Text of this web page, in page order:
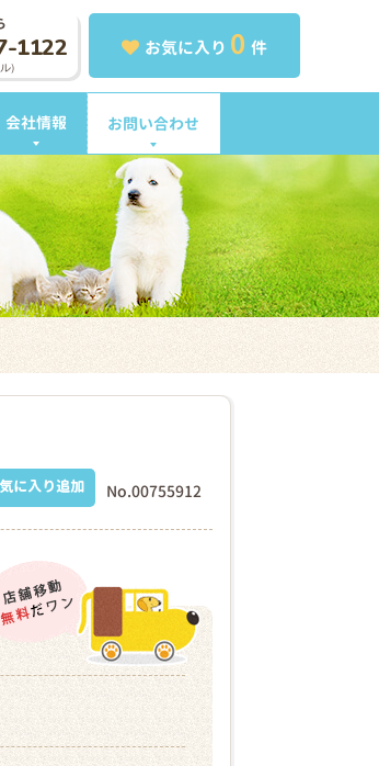
お気に入り 0 件
1122
）
会社情報 お問い合わせ
No.00755912
に入り追加